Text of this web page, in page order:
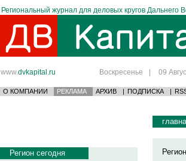
Региональный журнал для деловых кругов Дальнего
www.dvkapital.ru Воскресенье | 09
О КОМПАНИИ РЕКЛАМА АРХИВ | ПОДПИСКА |
Регион сегодня